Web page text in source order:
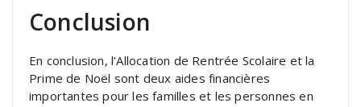
Conclusion
En conclusion, l’Allocation de Rentrée Scolaire et la
Prime de Noël sont deux aides financières
importantes pour les familles et les personnes en